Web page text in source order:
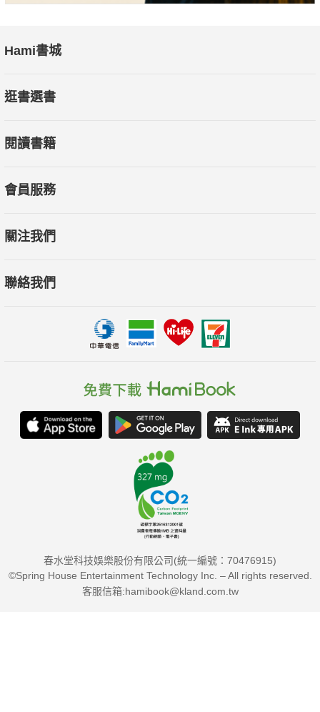
Hami書城
逛書選書
閱讀書籍
會員服務
關注我們
聯絡我們
春水堂科技娛樂股份有限公司(統一編號：70476915)
©Spring House Entertainment Technology Inc. – All rights reserved.
客服信箱:hamibook@kland.com.tw